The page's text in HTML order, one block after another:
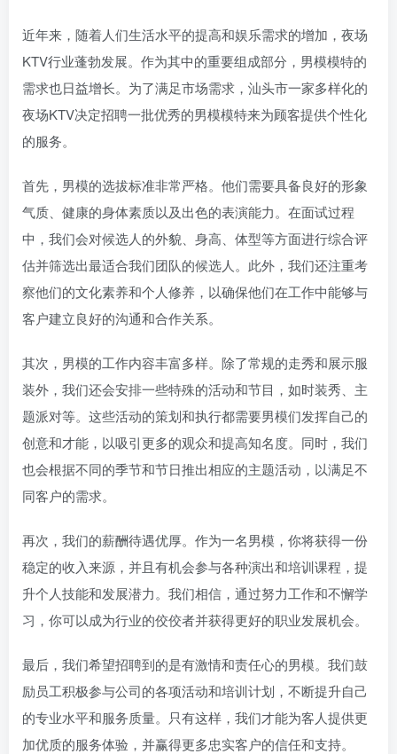
近年来，随着人们生活水平的提高和娱乐需求的增加，夜场
KTV行业蓬勃发展。作为其中的重要组成部分，男模模特的
需求也日益增长。为了满足市场需求，汕头市一家多样化的
夜场KTV决定招聘一批优秀的男模模特来为顾客提供个性化
的服务。
首先，男模的选拔标准非常严格。他们需要具备良好的形象
气质、健康的身体素质以及出色的表演能力。在面试过程
中，我们会对候选人的外貌、身高、体型等方面进行综合评
估并筛选出最适合我们团队的候选人。此外，我们还注重考
察他们的文化素养和个人修养，以确保他们在工作中能够与
客户建立良好的沟通和合作关系。
其次，男模的工作内容丰富多样。除了常规的走秀和展示服
装外，我们还会安排一些特殊的活动和节目，如时装秀、主
题派对等。这些活动的策划和执行都需要男模们发挥自己的
创意和才能，以吸引更多的观众和提高知名度。同时，我们
也会根据不同的季节和节日推出相应的主题活动，以满足不
同客户的需求。
再次，我们的薪酬待遇优厚。作为一名男模，你将获得一份
稳定的收入来源，并且有机会参与各种演出和培训课程，提
升个人技能和发展潜力。我们相信，通过努力工作和不懈学
习，你可以成为行业的佼佼者并获得更好的职业发展机会。
最后，我们希望招聘到的是有激情和责任心的男模。我们鼓
励员工积极参与公司的各项活动和培训计划，不断提升自己
的专业水平和服务质量。只有这样，我们才能为客人提供更
加优质的服务体验，并赢得更多忠实客户的信任和支持。